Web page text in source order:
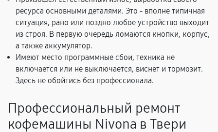
ресурса основными деталями. Это - вполне типичная
ситуация, рано или поздно любое устройство выходит
из строя. В первую очередь ломаются кнопки, корпус,
а также аккумулятор.
Имеют место программные сбои, техника не
включается или не выключается, виснет и тормозит.
Здесь не обойтись без профессионала.
Профессиональный ремонт
кофемашины Nivona в Твери